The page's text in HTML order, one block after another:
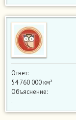
Ответ:
54 760 000 км²
Объяснение:
.